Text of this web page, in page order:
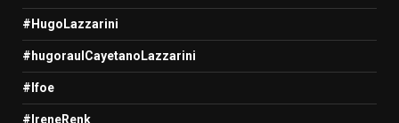
#HugoLazzarini
#hugoraulCayetanoLazzarini
#Ifoe
#IreneRenk